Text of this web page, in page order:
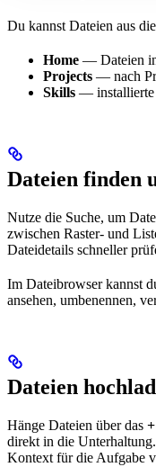
Du kannst Dateien aus
Home — Dateien
Projects — nach
Skills — installierte
Dateien finden
Nutze die Suche, um
zwischen Raster- und
Dateidetails schneller
Im Dateibrowser kannst
ansehen, umbenennen,
Dateien
Hänge Dateien über das +
direkt in die
Kontext für die Aufgabe